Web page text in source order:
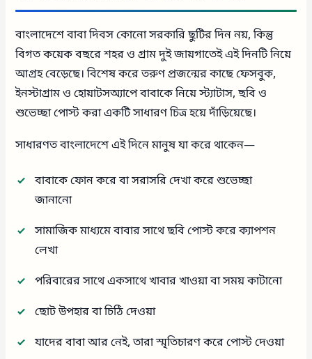
বাংলাদেশে বাবা দিবস কোনো সরকারি ছুটির দিন নয়, কিন্তু
বিগত কয়েক বছরে শহর ও গ্রাম দুই জায়গাতেই এই দিনটি নিয়ে
আগ্রহ বেড়েছে। বিশেষ করে তরুণ প্রজন্মের কাছে ফেসবুক,
ইনস্টাগ্রাম ও হোয়াটসঅ্যাপে বাবাকে নিয়ে স্ট্যাটাস, ছবি ও
শুভেচ্ছা পোস্ট করা একটি সাধারণ চিত্র হয়ে দাঁড়িয়েছে।
সাধারণত বাংলাদেশে এই দিনে মানুষ যা করে থাকেন—
বাবাকে ফোন করে বা সরাসরি দেখা করে শুভেচ্ছা
জানানো
সামাজিক মাধ্যমে বাবার সাথে ছবি পোস্ট করে ক্যাপশন
লেখা
পরিবারের সাথে একসাথে খাবার খাওয়া বা সময় কাটানো
ছোট উপহার বা চিঠি দেওয়া
যাদের বাবা আর নেই, তারা স্মৃতিচারণ করে পোস্ট দেওয়া